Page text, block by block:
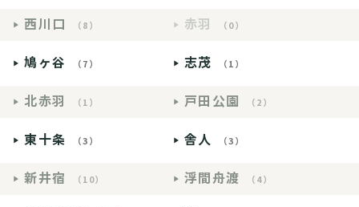
西川口 （8） 赤羽 （0）
鳩ヶ谷 （7） 志茂 （1）
北赤羽 （1） 戸田公園 （2）
東十条 （3） 舎人 （3）
新井宿 （10） 浮間舟渡 （4）